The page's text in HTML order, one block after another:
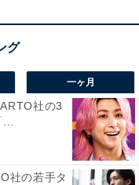
関連。
キング結果を見
一ヶ月
社の3
...
社の若手タ